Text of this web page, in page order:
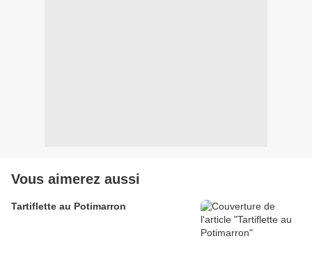
Vous aimerez aussi
Tartiflette au Potimarron